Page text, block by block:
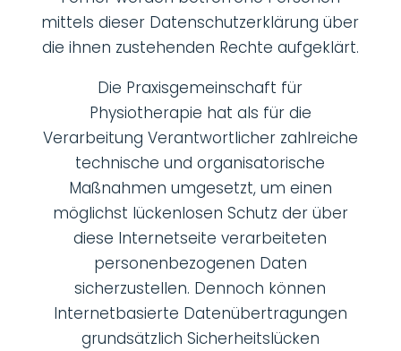
mittels dieser Datenschutzerklärung über
die ihnen zustehenden Rechte aufgeklärt.
Die Praxisgemeinschaft für
Physiotherapie hat als für die
Verarbeitung Verantwortlicher zahlreiche
technische und organisatorische
Maßnahmen umgesetzt, um einen
möglichst lückenlosen Schutz der über
diese Internetseite verarbeiteten
personenbezogenen Daten
sicherzustellen. Dennoch können
Internetbasierte Datenübertragungen
grundsätzlich Sicherheitslücken